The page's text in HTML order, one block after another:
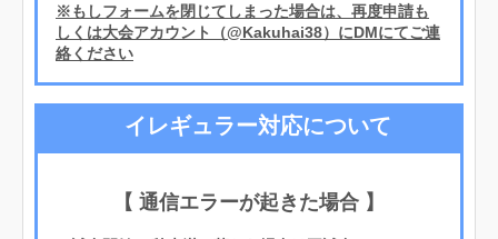
※もしフォームを閉じてしまった場合は、再度申請も
しくは大会アカウント（@Kakuhai38）にDMにてご連
絡ください
イレギュラー対応について
【 通信エラーが起きた場合 】